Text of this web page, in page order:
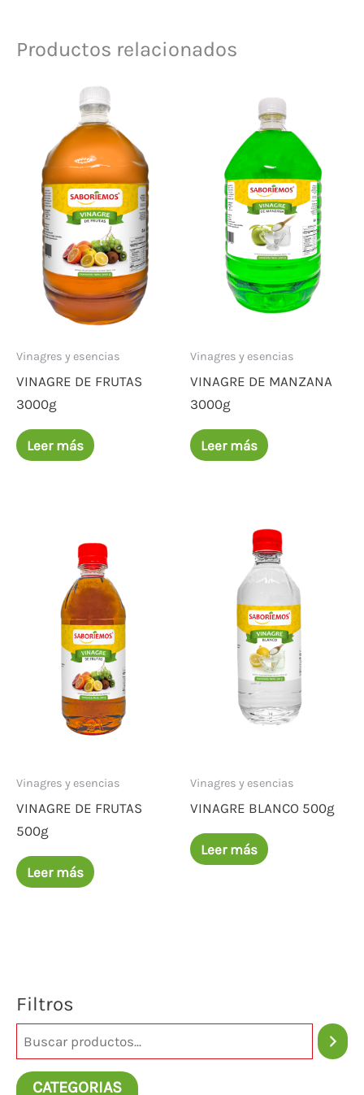
Filtros
CATEGORIAS
Productos relacionados
Vinagres y esencias
VINAGRE DE FRUTAS
3000g
Leer más
Vinagres y esencias
VINAGRE DE MANZANA
3000g
Leer más
Vinagres y esencias
VINAGRE DE FRUTAS
500g
Leer más
Vinagres y esencias
VINAGRE BLANCO 500g
Leer más